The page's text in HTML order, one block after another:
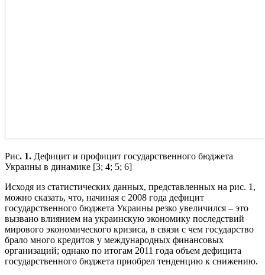
Рис. 1. Дефицит и профицит государственного бюджета
Украины в динамике [3; 4; 5; 6]
Исходя из статистических данных, представленных на рис. 1,
можно сказать, что, начиная с 2008 года дефицит
государственного бюджета Украины резко увеличился – это
вызвано влиянием на украинскую экономику последствий
мирового экономического кризиса, в связи с чем государство
брало много кредитов у международных финансовых
организаций; однако по итогам 2011 года объем дефицита
государственного бюджета приобрел тенденцию к снижению.